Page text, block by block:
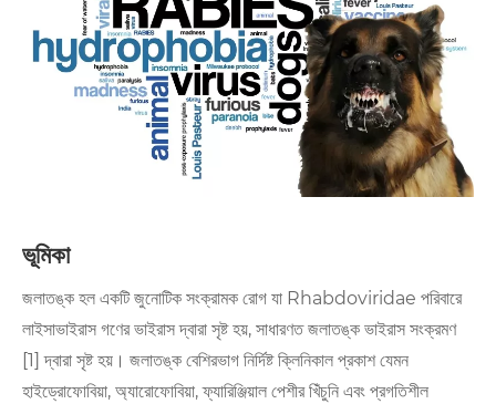
ভূমিকা
জলাতঙ্ক হল একটি জুনোটিক সংক্রামক রোগ যা Rhabdoviridae পরিবারে
লাইসাভাইরাস গণের ভাইরাস দ্বারা সৃষ্ট হয়, সাধারণত জলাতঙ্ক ভাইরাস সংক্রমণ
[1] দ্বারা সৃষ্ট হয়। জলাতঙ্ক বেশিরভাগ নির্দিষ্ট ক্লিনিকাল প্রকাশ যেমন
হাইড্রোফোবিয়া, অ্যারোফোবিয়া, ফ্যারিঞ্জিয়াল পেশীর খিঁচুনি এবং প্রগতিশীল